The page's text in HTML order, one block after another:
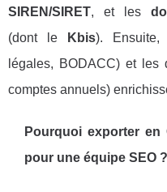
SIREN/SIRET, et les
(dont le
Kbis). Ensuite,
légales, BODACC) et les
comptes annuels)
Pourquoi exporter en
pour une équipe SEO ?